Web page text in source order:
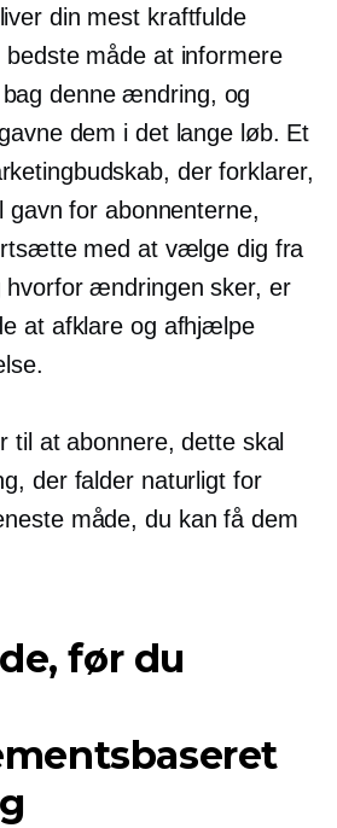
din mest kraftfulde
måde at informere
denne ændring, og
dem i det lange løb. Et
der forklarer,
gavn for abonnenterne,
med at vælge dig fra
hvorfor ændringen sker, er
at afklare og afhjælpe
til at abonnere, dette skal
der falder naturligt for
måde, du kan få dem
før du